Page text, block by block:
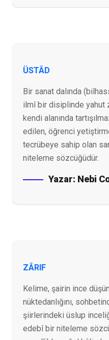
ÜSTÂD
Bir sanat dalında
ilmî bir disiplinde yahut
kendi alanında
edilen, öğrenci
tecrübeye sahip olan
niteleme sözcüğüdür.
Yazar: Nebi
ZÂRIF
Kelime, şairin ince
nüktedanlığını,
şiirlerindeki üslup
edebî bir niteleme